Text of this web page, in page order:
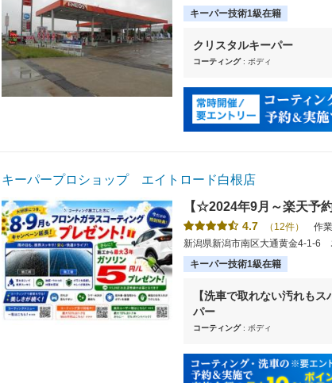
キーパー技術1級在籍
クリスタルキーパー
コーティング: ボディ
キーパープロショップ エイトロード白根店
【☆2024年9月～楽天予
お車をきれいに保つなら
4.7 （12件）
作
新潟県新潟市南区大通黄金4-1-6
キーパー技術1級在籍
【洗車で取れない汚れも
パー
コーティング: ボディ